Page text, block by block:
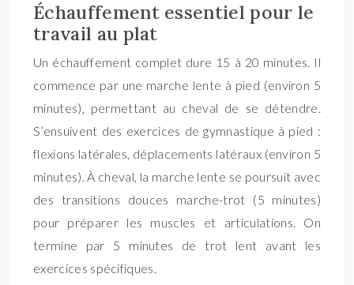
Échauffement essentiel pour le
travail au plat
Un échauffement complet dure 15 à 20 minutes. Il
commence par une marche lente à pied (environ 5
minutes), permettant au cheval de se détendre.
S’ensuivent des exercices de gymnastique à pied :
flexions latérales, déplacements latéraux (environ 5
minutes). À cheval, la marche lente se poursuit avec
des transitions douces marche-trot (5 minutes)
pour préparer les muscles et articulations. On
termine par 5 minutes de trot lent avant les
exercices spécifiques.